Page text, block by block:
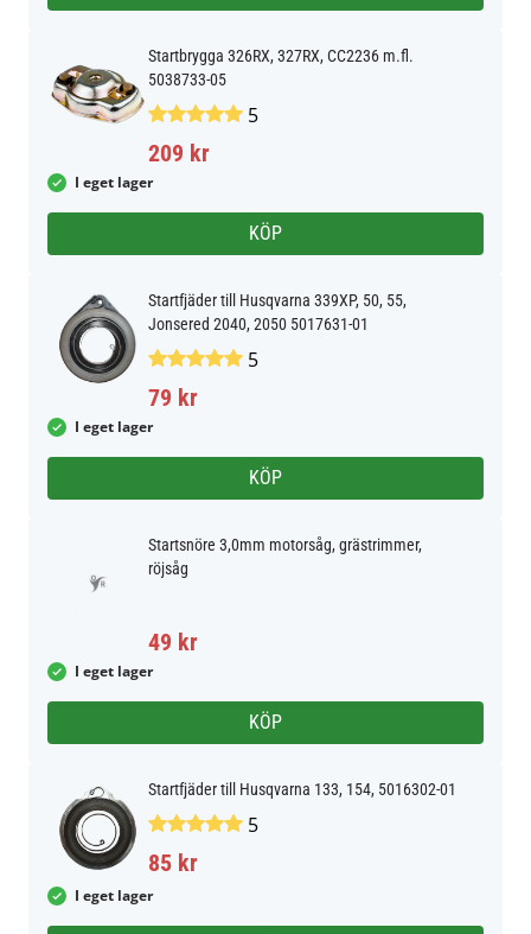
Startbrygga 326RX, 327RX, CC2236 m.fl.
5038733-05
5
209 kr
I eget lager
KÖP
Startfjäder till Husqvarna 339XP, 50, 55,
Jonsered 2040, 2050 5017631-01
5
79 kr
I eget lager
KÖP
Startsnöre 3,0mm motorsåg, grästrimmer,
röjsåg
49 kr
I eget lager
KÖP
Startfjäder till Husqvarna 133, 154, 5016302-01
5
85 kr
I eget lager